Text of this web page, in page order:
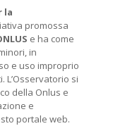
la
promossa
e ha come
in
e uso improprio
L’Osservatorio si
della Onlus e
e
portale web.